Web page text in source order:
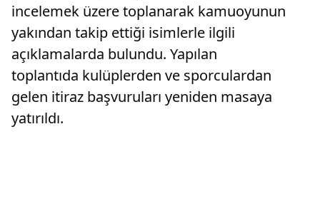
incelemek üzere toplanarak kamuoyunun
yakından takip ettiği isimlerle ilgili
açıklamalarda bulundu. Yapılan
toplantıda kulüplerden ve sporculardan
gelen itiraz başvuruları yeniden masaya
yatırıldı.